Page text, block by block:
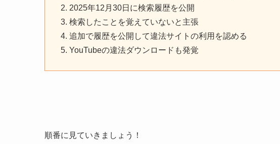
2025年12月30日に検索履歴を公開
検索したことを覚えていないと主張
追加で履歴を公開して違法サイトの利用を認める
YouTubeの違法ダウンロードも発覚
順番に見ていきましょう！